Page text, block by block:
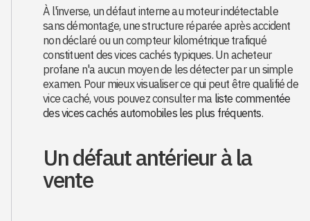
À l'inverse, un défaut interne au moteur indétectable
sans démontage, une structure réparée après accident
non déclaré ou un compteur kilométrique trafiqué
constituent des vices cachés typiques. Un acheteur
profane n'a aucun moyen de les détecter par un simple
examen. Pour mieux visualiser ce qui peut être qualifié de
vice caché, vous pouvez consulter ma liste commentée
des vices cachés automobiles les plus fréquents.
Un défaut antérieur à la
vente